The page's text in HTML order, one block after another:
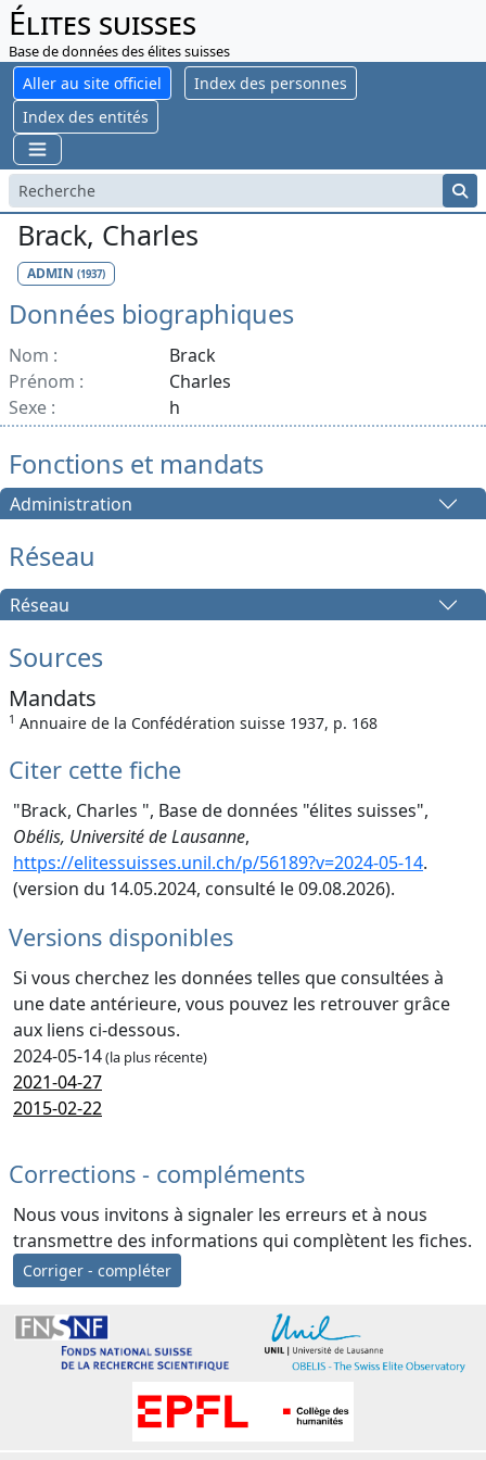
Élites suisses
Base de données des élites suisses
Aller au site officiel
Index des personnes
Index des entités
Brack, Charles
ADMIN (1937)
Données biographiques
Nom :
Brack
Prénom :
Charles
Sexe :
h
Fonctions et mandats
Administration
Réseau
Réseau
Sources
Mandats
1 Annuaire de la Confédération suisse 1937, p. 168
Citer cette fiche
"Brack, Charles ", Base de données "élites suisses",
Obélis, Université de Lausanne,
https://elitessuisses.unil.ch/p/56189?v=2024-05-14.
(version du 14.05.2024, consulté le 09.08.2026).
Versions disponibles
Si vous cherchez les données telles que consultées à
une date antérieure, vous pouvez les retrouver grâce
aux liens ci-dessous.
2024-05-14(la plus récente)
2021-04-27
2015-02-22
Corrections - compléments
Nous vous invitons à signaler les erreurs et à nous
transmettre des informations qui complètent les fiches.
Corriger - compléter